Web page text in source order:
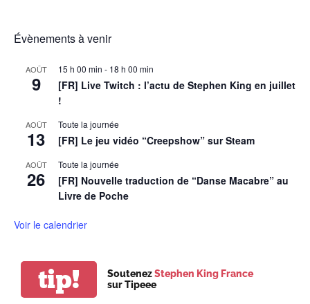
Évènements à venir
AOÛT
9
15 h 00 min - 18 h 00 min
[FR] Live Twitch : l’actu de Stephen King en juillet
!
AOÛT
13
Toute la journée
[FR] Le jeu vidéo “Creepshow” sur Steam
AOÛT
26
Toute la journée
[FR] Nouvelle traduction de “Danse Macabre” au
Livre de Poche
Voir le calendrier
tip! SoutenezStephen King France
sur Tipeee